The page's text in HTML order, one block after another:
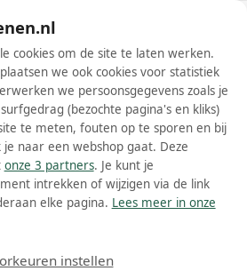
Wis filters Alle filters
damesschoenen
cookies om de site te laten werken.
we ook cookies voor statistiek
we persoonsgegevens zoals je
(bezochte pagina's en kliks)
te meten, fouten op te sporen en bij
naar een webshop gaat. Deze
onze 3 partners. Je kunt je
intrekken of wijzigen via de link
elke pagina. Lees meer in onze
instellen